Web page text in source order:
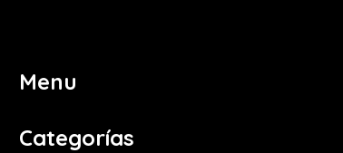
Menu
Categorías